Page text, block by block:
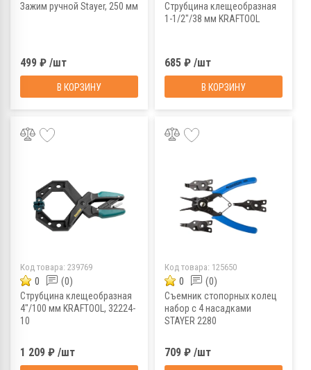
Зажим ручной Stayer, 250 мм
499 ₽ /шт
В КОРЗИНУ
Струбцина клещеобразная
1-1/2"/38 мм KRAFTOOL
685 ₽ /шт
В КОРЗИНУ
Код товара: 239769
0 (0)
Струбцина клещеобразная
4"/100 мм KRAFTOOL, 32224-
10
1 209 ₽ /шт
Код товара: 125650
0 (0)
Съемник стопорных колец
набор с 4 насадками
STAYER 2280
709 ₽ /шт